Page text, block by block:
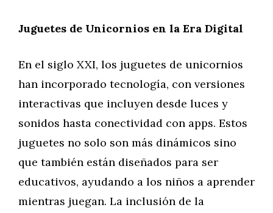
Juguetes de Unicornios en la Era Digital
En el siglo XXI, los juguetes de unicornios
han incorporado tecnología, con versiones
interactivas que incluyen desde luces y
sonidos hasta conectividad con apps. Estos
juguetes no solo son más dinámicos sino
que también están diseñados para ser
educativos, ayudando a los niños a aprender
mientras juegan. La inclusión de la